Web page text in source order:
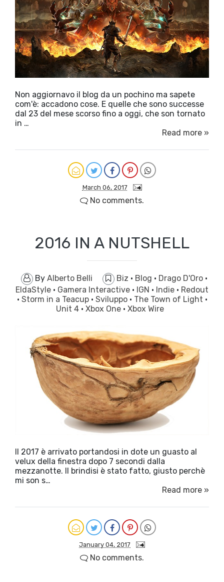
Non aggiornavo il blog da un pochino ma sapete
com'è: accadono cose. E quelle che sono successe
dal 23 del mese scorso fino a oggi, che son tornato
in …
Read more »
March 06, 2017
No comments.
2016 IN A NUTSHELL
By Alberto Belli Biz · Blog · Drago D'Oro ·
EldaStyle · Gamera Interactive · IGN · Indie · Redout
· Storm in a Teacup · Sviluppo · The Town of Light ·
Unit 4 · Xbox One · Xbox Wire
Il 2017 è arrivato portandosi in dote un guasto al
velux della finestra dopo 7 secondi dalla
mezzanotte. Il brindisi è stato fatto, giusto perchè
mi son s…
Read more »
January 04, 2017
No comments.